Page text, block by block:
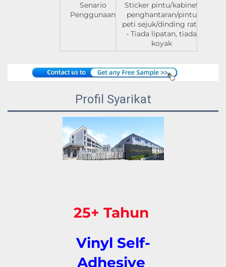
Senario
Penggunaan
Sticker pintu/kabinet
penghantaran/pintu
peti sejuk/dinding rata
- Tiada lipatan, tiada
koyak
Profil Syarikat
25+ Tahun
Vinyl Self-